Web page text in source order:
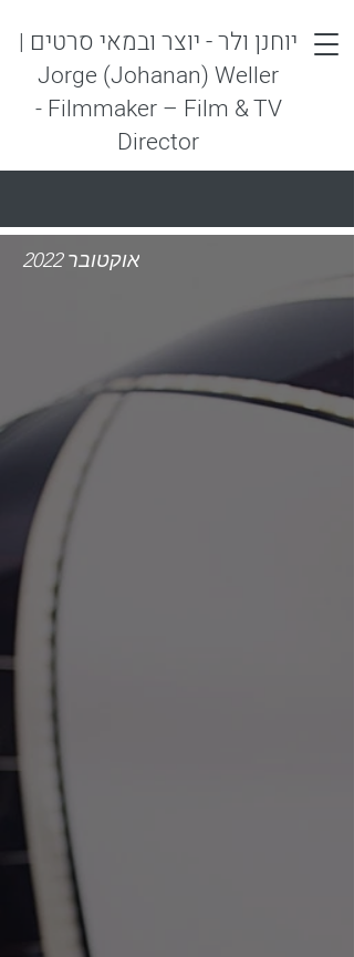
יוחנן ולר - יוצר ובמאי סרטים |
Jorge (Johanan) Weller
- Filmmaker – Film & TV
Director
אוקטובר 2022